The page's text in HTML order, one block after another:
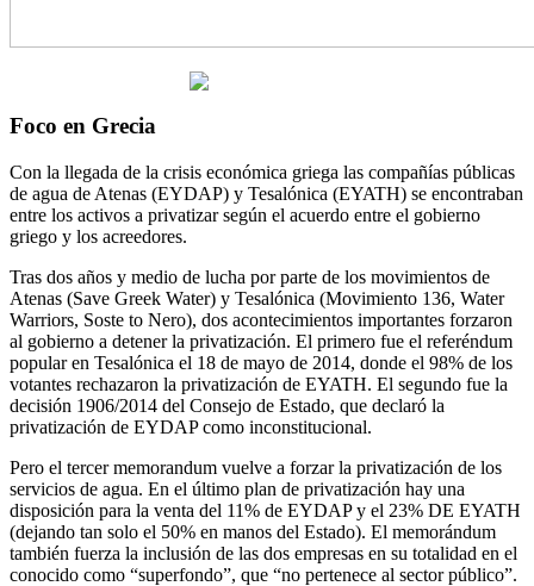
Foco en Grecia
Con la llegada de la crisis económica griega las compañías públicas
de agua de Atenas (EYDAP) y Tesalónica (EYATH) se encontraban
entre los activos a privatizar según el acuerdo entre el gobierno
griego y los acreedores.
Tras dos años y medio de lucha por parte de los movimientos de
Atenas (Save Greek Water) y Tesalónica (Movimiento 136, Water
Warriors, Soste to Nero), dos acontecimientos importantes forzaron
al gobierno a detener la privatización. El primero fue el referéndum
popular en Tesalónica el 18 de mayo de 2014, donde el 98% de los
votantes rechazaron la privatización de EYATH. El segundo fue la
decisión 1906/2014 del Consejo de Estado, que declaró la
privatización de EYDAP como inconstitucional.
Pero el tercer memorandum vuelve a forzar la privatización de los
servicios de agua. En el último plan de privatización hay una
disposición para la venta del 11% de EYDAP y el 23% DE EYATH
(dejando tan solo el 50% en manos del Estado). El memorándum
también fuerza la inclusión de las dos empresas en su totalidad en el
conocido como “superfondo”, que “no pertenece al sector público”.